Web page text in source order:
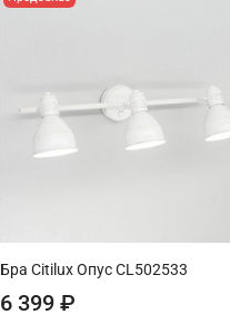
Бра Citilux Опус CL502533
6 399 ₽